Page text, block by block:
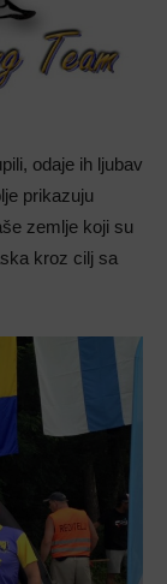
odaje ih ljubav
prikazuju
zemlje koji su
kroz cilj sa